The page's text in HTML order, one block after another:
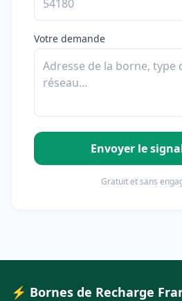
Votre demande
Envoyer le
Gratuit et sans
⚡ Bornes de Recharge